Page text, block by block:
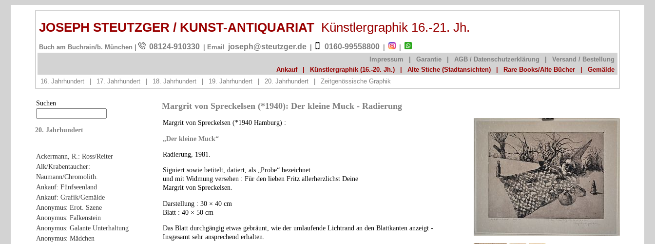
JOSEPH STEUTZGER / KUNST-ANTIQUARIAT Künstlergraphik 16.-21. Jh.
Buch am Buchrain/b. München | 08124-910330 | Email joseph@steutzger.de 0160-99558800
Impressum
Garantie AGB / Datenschutzerklärung
Versand / Bestellung
Ankauf
Künstlergraphik (16.-20. Jh.) Alte Stiche (Stadtansichten) Rare Books/Alte Bücher
Gemälde
16. Jahrhundert
17. Jahrhundert 18. Jahrhundert 19. Jahrhundert 20. Jahrhundert Zeitgenössische Graphik
Suchen
20. Jahrhundert
Ackermann, R.: Ross/Reiter
Alk/Krabentaucher:
Naumann/Chromolith.
Ankauf: Fünfseenland
Ankauf: Grafik/Gemälde
Anonymus: Erot. Szene
Anonymus: Falkenstein
Anonymus: Galante Unterhaltung
Anonymus: Mädchen
Margrit von Spreckelsen (*1940): Der kleine Muck - Radierung
Margrit von Spreckelsen (*1940 Hamburg) :
„Der kleine Muck“
Radierung, 1981.
Signiert sowie betitelt, datiert, als „Probe“ bezeichnet
und mit Widmung versehen : Für den lieben Fritz allerherzlichst Deine
Margrit von Spreckelsen.
Darstellung : 30 × 40 cm
Blatt : 40 × 50 cm
Das Blatt durchgängig etwas gebräunt, wie der umlaufende Lichtrand an den Blattkanten anzeigt -
Insgesamt sehr ansprechend erhalten.